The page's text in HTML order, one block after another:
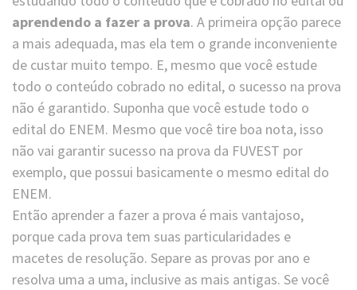
aprendendo a fazer a prova. A primeira opção parece
a mais adequada, mas ela tem o grande inconveniente
de custar muito tempo. E, mesmo que você estude
todo o conteúdo cobrado no edital, o sucesso na prova
não é garantido. Suponha que você estude todo o
edital do ENEM. Mesmo que você tire boa nota, isso
não vai garantir sucesso na prova da FUVEST por
exemplo, que possui basicamente o mesmo edital do
ENEM.
Então aprender a fazer a prova é mais vantajoso,
porque cada prova tem suas particularidades e
macetes de resolução. Separe as provas por ano e
resolva uma a uma, inclusive as mais antigas. Se você